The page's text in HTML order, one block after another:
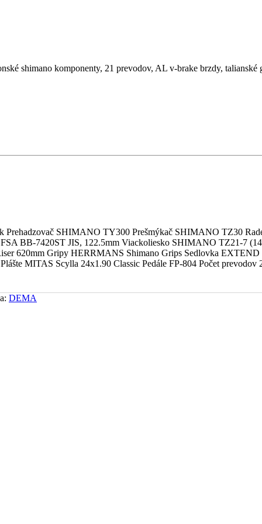
shimano komponenty, 21 prevodov, AL v-brake brzdy, talianské
SHIMANO TY300 Prešmýkač SHIMANO TZ30
BB-7420ST JIS, 122.5mm Viackoliesko SHIMANO TZ21-7
620mm Gripy HERRMANS Shimano Grips Sedlovka
MITAS Scylla 24x1.90 Classic Pedále FP-804 Počet prevodov
DEMA